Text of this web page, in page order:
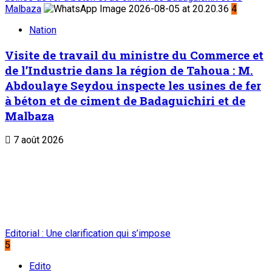
Malbaza
4
Nation
Visite de travail du ministre du Commerce et
de l’Industrie dans la région de Tahoua : M.
Abdoulaye Seydou inspecte les usines de fer
à béton et de ciment de Badaguichiri et de
Malbaza
7 août 2026
Editorial : Une clarification qui s’impose
5
Edito